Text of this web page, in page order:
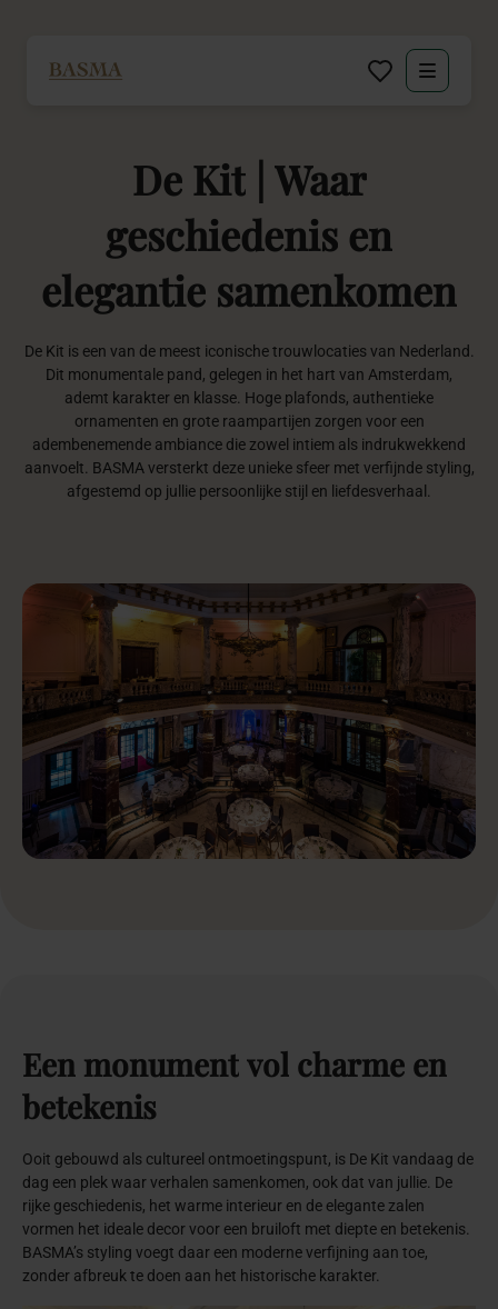
Zakelijk
Decoratie huren
Inspiratie
Over BASMA
Contact
De Kit Waar
geschiedenis en
elegantie samenkomen
De Kit is een van de meest iconische trouwlocaties van Nederland.
Dit monumentale pand, gelegen in het hart van Amsterdam,
ademt karakter en klasse. Hoge plafonds, authentieke
ornamenten en grote raampartijen zorgen voor een
adembenemende ambiance die zowel intiem als indrukwekkend
aanvoelt. BASMA versterkt deze unieke sfeer met verfijnde styling,
afgestemd op jullie persoonlijke stijl en liefdesverhaal.
Een monumentvol charme en
betekenis
Ooit gebouwd als cultureel ontmoetingspunt, is De Kit vandaag de
dag een plek waar verhalen samenkomen, ook dat van jullie. De
rijke geschiedenis, het warme interieur en de elegante zalen
vormen het ideale decor voor een bruiloft met diepte en betekenis.
BASMA’s styling voegt daar een moderne verfijning aan toe,
zonder afbreuk te doen aan het historische karakter.